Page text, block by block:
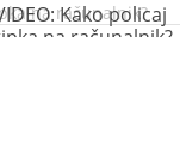
Kako policaj
na računalnik?